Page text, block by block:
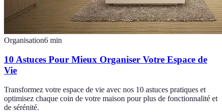
Organisation6 min
10 Astuces Pour Mieux Organiser Votre Espace de
Vie
Transformez votre espace de vie avec nos 10 astuces pratiques et
optimisez chaque coin de votre maison pour plus de fonctionnalité et
de sérénité.